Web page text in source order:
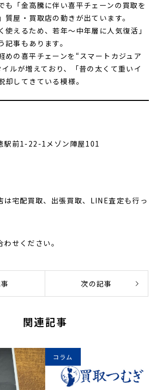
も「金高騰に伴い喜平チェーンの買取を
質屋・買取店の動きが出ています。
使えるため、若年〜中年層に人気復活」
記事もあります。
めの喜平チェーンを“スマートカジュア
ルが増えており、「昔の太くて重いイ
却してきている模様。
駅前1-22-1メゾン陣屋101
は宅配買取、出張買取、LINE査定も行っ
せください。
次の記事
関連記事
コラム